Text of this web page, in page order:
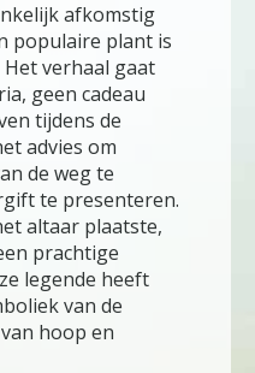
afkomstig
populaire plant is
verhaal gaat
geen cadeau
tijdens de
advies om
de weg te
te presenteren.
altaar plaatste,
prachtige
legende heeft
van de
hoop en